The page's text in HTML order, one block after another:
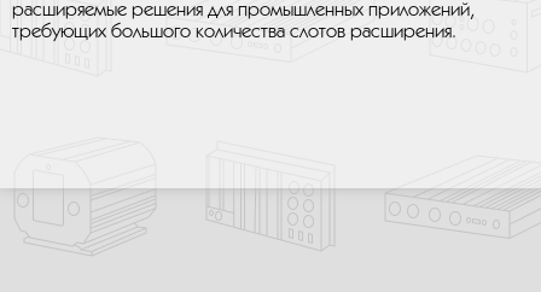
расширяемые решения для промышленных приложений,
требующих большого количества слотов расширения.